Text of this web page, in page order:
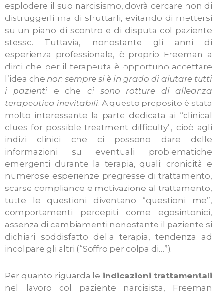
esplodere il suo narcisismo, dovrà cercare non di
distruggerli ma di sfruttarli, evitando di mettersi
su un piano di scontro e di disputa col paziente
stesso. Tuttavia, nonostante gli anni di
esperienza professionale, è proprio Freeman a
dirci che per il terapeuta è opportuno accettare
l’idea che non sempre si è in grado di aiutare tutti
i pazienti e che ci sono rotture di alleanza
terapeutica inevitabili. A questo proposito è stata
molto interessante la parte dedicata ai “clinical
clues for possible treatment difficulty”, cioè agli
indizi clinici che ci possono dare delle
informazioni su eventuali problematiche
emergenti durante la terapia, quali: cronicità e
numerose esperienze pregresse di trattamento,
scarse compliance e motivazione al trattamento,
tutte le questioni diventano “questioni me”,
comportamenti percepiti come egosintonici,
assenza di cambiamenti nonostante il paziente si
dichiari soddisfatto della terapia, tendenza ad
incolpare gli altri (“Soffro per colpa di…”).
Per quanto riguarda le indicazioni trattamentali
nel lavoro col paziente narcisista, Freeman